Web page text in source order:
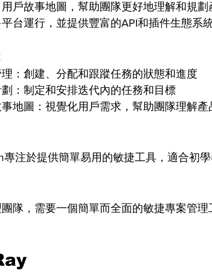
戶故事地圖，幫助團隊更好地理解和規劃
台運行，並提供豐富的API和插件生態系
：創建、分配和跟蹤任務的狀態和進度
：制定和安排迭代內的任務和目標
地圖：視覺化用戶需求，幫助團隊理解產
專注於提供簡單易用的敏捷工具，適合初學
隊，需要一個簡單而全面的敏捷專案管理